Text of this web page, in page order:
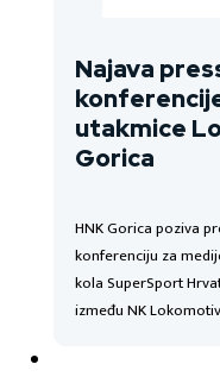
Najava
utakmice
Gorica
HNK Gorica poziva
konferenciju za
kola SuperSport
između NK